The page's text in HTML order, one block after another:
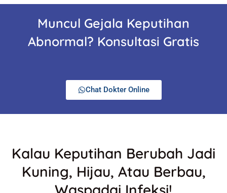
Muncul Gejala Keputihan
Abnormal? Konsultasi Gratis
Chat Dokter Online
Kalau Keputihan Berubah Jadi
Kuning, Hijau, Atau Berbau,